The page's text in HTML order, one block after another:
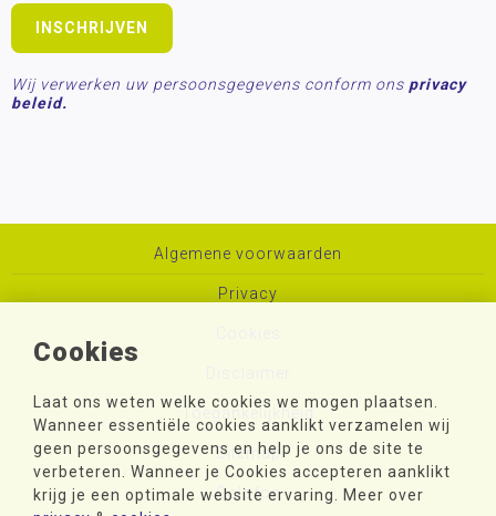
Cookies
Laat ons weten welke cookies we mogen plaatsen.
Wanneer essentiële cookies aanklikt verzamelen wij
geen persoonsgegevens en help je ons de site te
verbeteren. Wanneer je Cookies accepteren aanklikt
krijg je een optimale website ervaring. Meer over
Wij verwerken uw persoonsgegevens conform ons privacy
beleid.
Algemene voorwaarden
Privacy
Toegankelijkheid
Sitemap
Colofon